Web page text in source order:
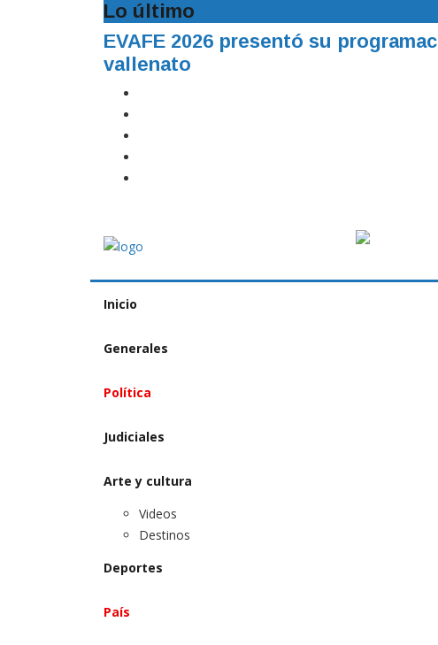
Lo último
EVAFE 2026 presentó su
vallenato
Inicio
Generales
Política
Judiciales
Arte y cultura
Videos
Destinos
Deportes
País